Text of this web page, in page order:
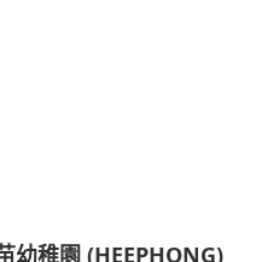
幼稚園 (HEEPHONG)